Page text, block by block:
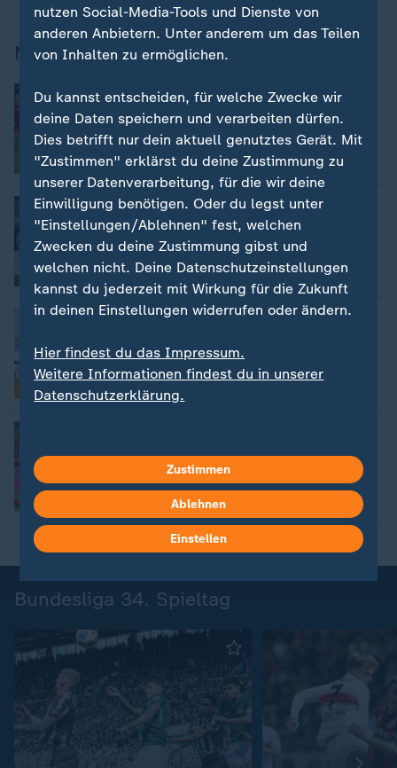
Mehr zur Champions League
Champions-League-Auftakt
:
Wolfsburgerinnen verlieren in Rom
Start der Champions League
"Nicht dabei zu sein, hat Riesengier
kreiert"
FAQ
Mit FC Bayern und VfL Wolfsburg
League
von Yannik Müller-Haeseler
Wolfsburg
Bundesliga 34. Spieltag
nutzen Social-Media-Tools und Dienste von
anderen Anbietern. Unter anderem um das Teilen
von Inhalten zu ermöglichen.
Du kannst entscheiden, für welche Zwecke wir
deine Daten speichern und verarbeiten dürfen.
Dies betrifft nur dein aktuell genutztes Gerät. Mit
"Zustimmen" erklärst du deine Zustimmung zu
unserer Datenverarbeitung, für die wir deine
Einwilligung benötigen. Oder du legst unter
"Einstellungen/Ablehnen" fest, welchen
Zwecken du deine Zustimmung gibst und
welchen nicht. Deine Datenschutzeinstellungen
kannst du jederzeit mit Wirkung für die Zukunft
in deinen Einstellungen widerrufen oder ändern.
Hier findest du das Impressum.
Weitere Informationen findest du in unserer
Datenschutzerklärung.
Zustimmen
Ablehnen
Einstellen